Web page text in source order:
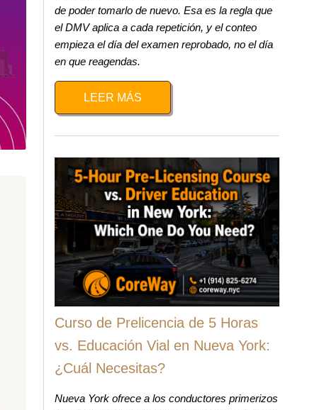
de poder tomarlo de nuevo. Esa es la regla que
el DMV aplica a cada repetición, y el conteo
empieza el día del examen reprobado, no el día
en que reagendas.
LEER MÁS
Curso de Prelicencia de 5 Horas
vs. Educación Vial en Nueva York:
¿Cuál Necesitas?
Nueva York ofrece a los conductores primerizos